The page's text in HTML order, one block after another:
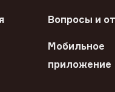
Вопросы и
Мобильное
приложение